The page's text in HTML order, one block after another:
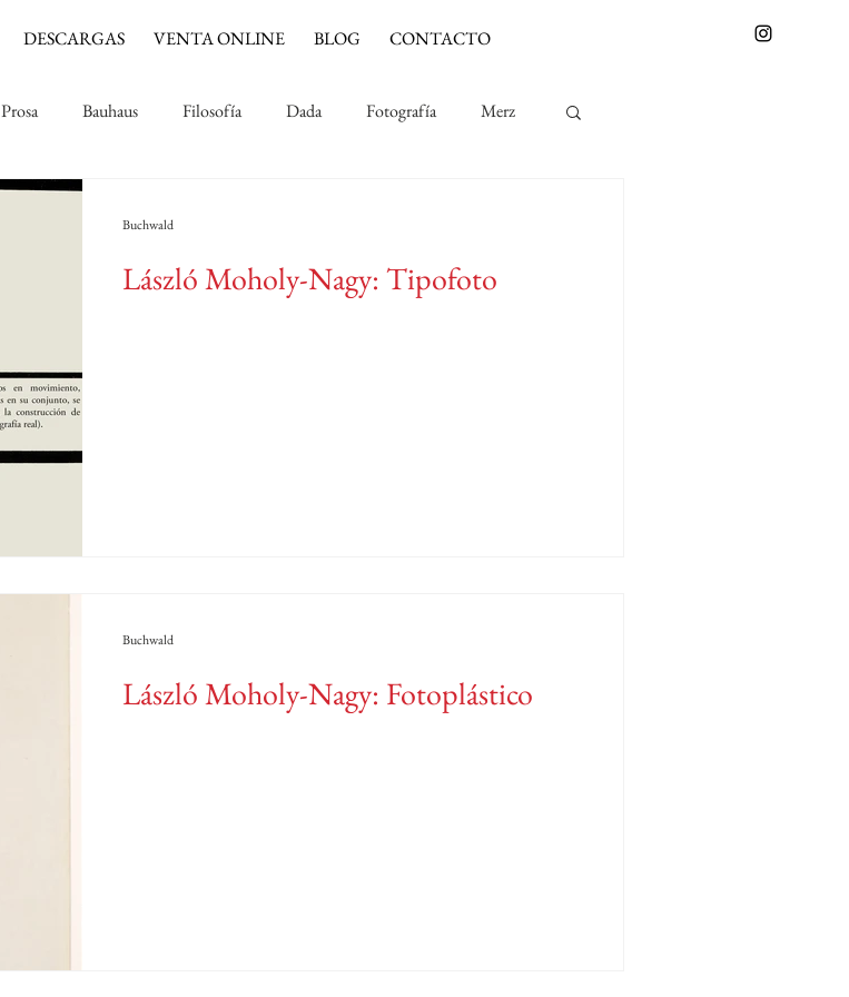
DESCARGAS VENTA ONLINE BLOG CONTACTO
Prosa Bauhaus Filosofía Dada Fotografía Merz
Jinete azul
László Moholy-Nagy: Tipofoto
Buchwald
László Moholy-Nagy: Fotoplástico
Buchwald